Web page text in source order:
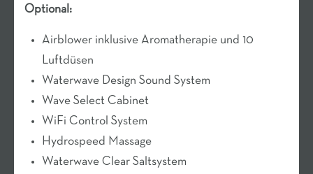
Optional:
Airblower inklusive Aromatherapie und 10
Luftdüsen
Waterwave Design Sound System
Wave Select Cabinet
WiFi Control System
Hydrospeed Massage
Waterwave Clear Saltsystem